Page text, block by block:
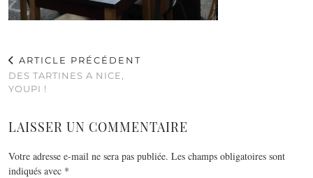
ARTICLE PRÉCÉDENT
DES TARTINES A NICE,
YOUPI !
LAISSER UN COMMENTAIRE
Votre adresse e-mail ne sera pas publiée. Les champs obligatoires sont
indiqués avec *